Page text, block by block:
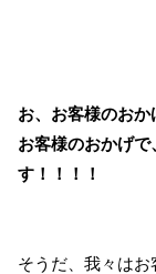
お、お客様のおか
お客様のおかげ
す！！！！
そうだ、我々はお